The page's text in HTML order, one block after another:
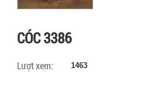
CÓC 3386
Lượt xem: 1463